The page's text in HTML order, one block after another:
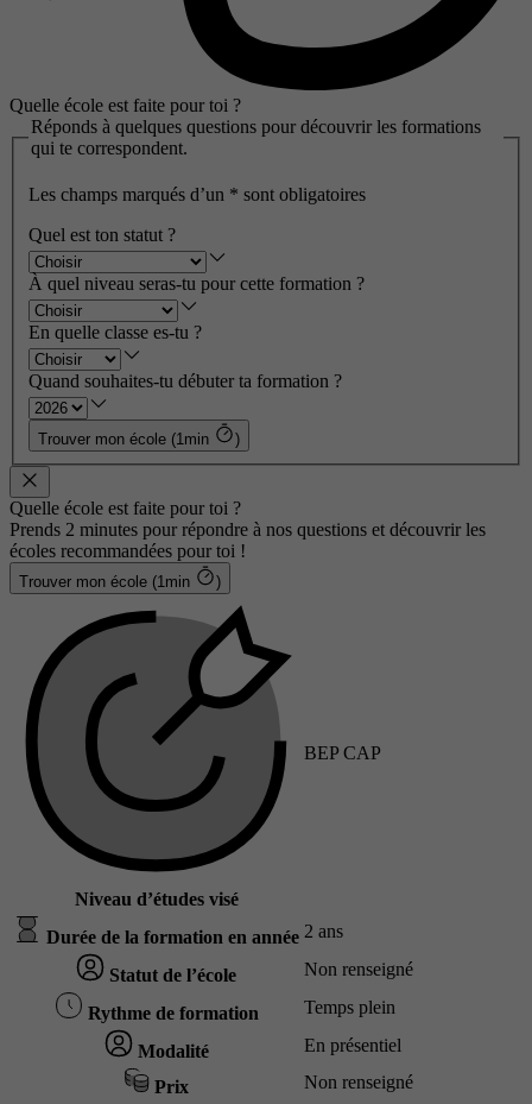
Quelle école est faite pour toi ?
Réponds à quelques questions pour découvrir les formations
qui te correspondent.
Les champs marqués d’un * sont obligatoires
Quel est ton statut ?
À quel niveau seras-tu pour cette formation ?
En quelle classe es-tu ?
Quand souhaites-tu débuter ta formation ?
Trouver mon école (1min )
Quelle école est faite pour toi ?
Prends 2 minutes pour répondre à nos questions et découvrir les
écoles recommandées pour toi !
Trouver mon école (1min )
Niveau d’études visé
BEP CAP
Durée de la formation en année 2 ans
Statut de l’école Non renseigné
Rythme de formation Temps plein
Modalité En présentiel
Prix Non renseigné